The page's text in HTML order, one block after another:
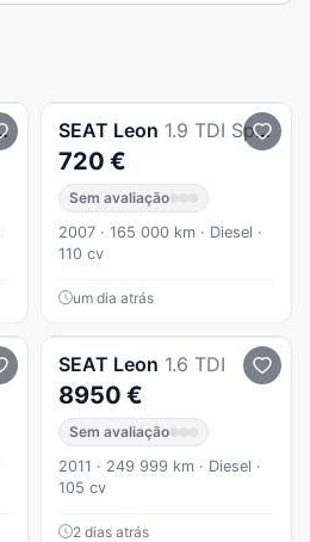
SEAT Leon 1.9 TDI Sport
720 €
Sem avaliação
2007 · 165 000 km · Diesel ·
110 cv
um dia atrás
SEAT Leon 1.6 TDI
8950 €
Sem avaliação
2011 · 249 999 km · Diesel ·
105 cv
2 dias atrás